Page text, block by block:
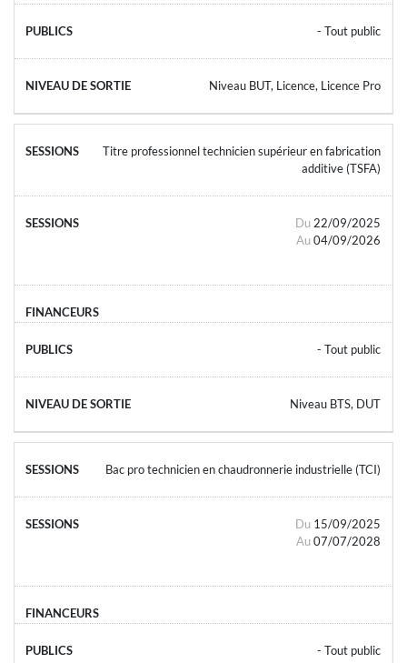
- Tout public
Niveau BUT, Licence, Licence Pro
Titre professionnel technicien supérieur en fabrication
additive (TSFA)
Du 22/09/2025
Au 04/09/2026
- Tout public
Niveau BTS, DUT
Bac pro technicien en chaudronnerie industrielle (TCI)
Du 15/09/2025
Au 07/07/2028
- Tout public